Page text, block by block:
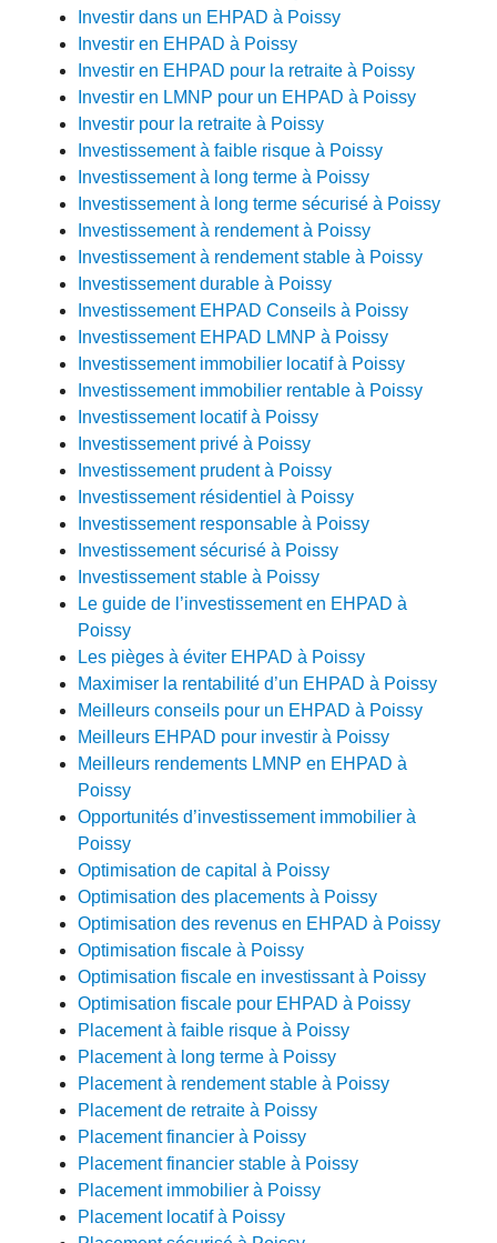
Investir dans un EHPAD à Poissy
Investir en EHPAD à Poissy
Investir en EHPAD pour la retraite à Poissy
Investir en LMNP pour un EHPAD à Poissy
Investir pour la retraite à Poissy
Investissement à faible risque à Poissy
Investissement à long terme à Poissy
Investissement à long terme sécurisé à Poissy
Investissement à rendement à Poissy
Investissement à rendement stable à Poissy
Investissement durable à Poissy
Investissement EHPAD Conseils à Poissy
Investissement EHPAD LMNP à Poissy
Investissement immobilier locatif à Poissy
Investissement immobilier rentable à Poissy
Investissement locatif à Poissy
Investissement privé à Poissy
Investissement prudent à Poissy
Investissement résidentiel à Poissy
Investissement responsable à Poissy
Investissement sécurisé à Poissy
Investissement stable à Poissy
Le guide de l’investissement en EHPAD à
Poissy
Les pièges à éviter EHPAD à Poissy
Maximiser la rentabilité d’un EHPAD à Poissy
Meilleurs conseils pour un EHPAD à Poissy
Meilleurs EHPAD pour investir à Poissy
Meilleurs rendements LMNP en EHPAD à
Poissy
Opportunités d’investissement immobilier à
Poissy
Optimisation de capital à Poissy
Optimisation des placements à Poissy
Optimisation des revenus en EHPAD à Poissy
Optimisation fiscale à Poissy
Optimisation fiscale en investissant à Poissy
Optimisation fiscale pour EHPAD à Poissy
Placement à faible risque à Poissy
Placement à long terme à Poissy
Placement à rendement stable à Poissy
Placement de retraite à Poissy
Placement financier à Poissy
Placement financier stable à Poissy
Placement immobilier à Poissy
Placement locatif à Poissy